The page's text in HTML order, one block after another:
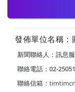
發佈單位名稱：
新聞聯絡人：訊息
聯絡電話：02-
聯絡信箱：